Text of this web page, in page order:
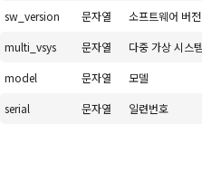
sw_version
문자열 소프트웨어 버전
multi_vsys
문자열 다중 가상 시스템
model
문자열 모델
serial
문자열 일련번호